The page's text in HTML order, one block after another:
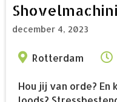
december 4, 2023
Rotterdam
Hou jij van orde? En